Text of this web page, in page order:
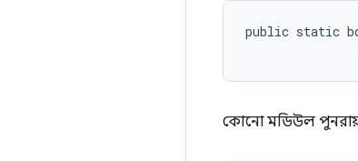
public static
কোনো মডিউল পুনরায়